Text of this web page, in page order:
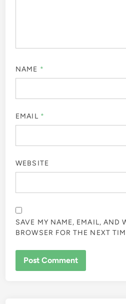
NAME *
EMAIL *
WEBSITE
SAVE MY NAME, EMAIL, AND
BROWSER FOR THE NEXT